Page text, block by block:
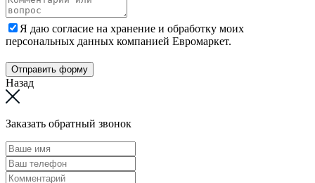
Я даю согласие на хранение и обработку моих
персональных данных компанией Евромаркет.
Отправить форму
Назад
Заказать обратный звонок